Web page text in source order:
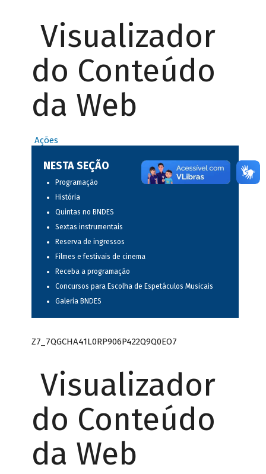
Visualizador
do Conteúdo
da Web
Ações
NESTA SEÇÃO
Programação
História
Quintas no BNDES
Sextas instrumentais
Reserva de ingressos
Filmes e festivais de cinema
Receba a programação
Concursos para Escolha de Espetáculos Musicais
Galeria BNDES
Z7_7QGCHA41L0RP906P422Q9Q0EO7
Visualizador
do Conteúdo
da Web